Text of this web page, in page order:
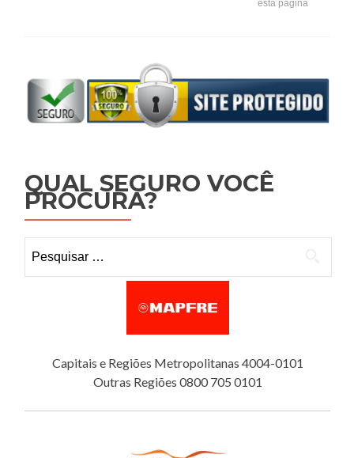
esta página
QUAL SEGURO VOCÊ
PROCURA?
Capitais e Regiões Metropolitanas 4004-0101
Outras Regiões 0800 705 0101